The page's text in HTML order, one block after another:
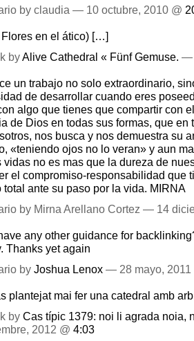
by claudia — 10 octubre, 2010 @
en el ático) […]
byAlive Cathedral « Fünf Gemuse. —
un trabajo no solo extraordinario,
de desarrollar cuando eres
algo que tienes que compartir con
de Dios en todas sus formas, que
nos busca y nos demuestra su
«teniendo ojos no lo veran» y aun
vidas no es mas que la dureza de
el compromiso-responsabilidad que
total ante su paso por la vida. MIRNA
by Mirna Arellano Cortez — 14
any other guidance for
Thanks yet again
by Joshua Lenox — 28 mayo,
plantejat mai fer una catedral amb
by Cas típic 1379: noi li agrada noia,
2012 @ 4:03